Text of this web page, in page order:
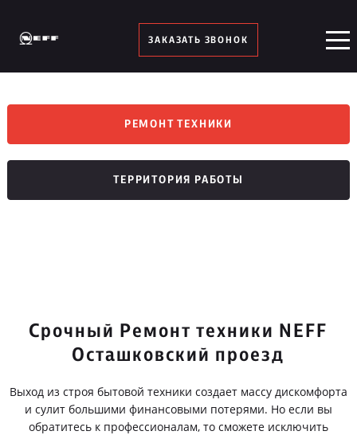
ЗАКАЗАТЬ ЗВОНОК
РЕМОНТ ТЕХНИКИ
ТЕРРИТОРИЯ РАБОТЫ
Срочный Ремонт техники NEFF
Осташковский проезд
Выход из строя бытовой техники создает массу дискомфорта
и сулит большими финансовыми потерями. Но если вы
обратитесь к профессионалам, то сможете исключить